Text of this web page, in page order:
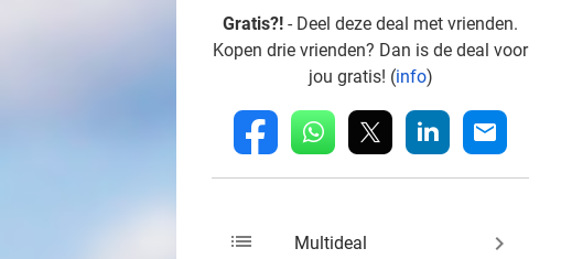
Gratis?! - Deel deze deal met vrienden.
Kopen drie vrienden? Dan is de deal voor
jou gratis! (info)
fb whatsapp linkedin mail
list Multideal keyboard_arrow_right